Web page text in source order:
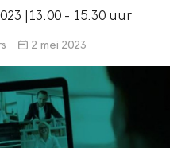
|13.00 - 15.30 uur
2 mei 2023